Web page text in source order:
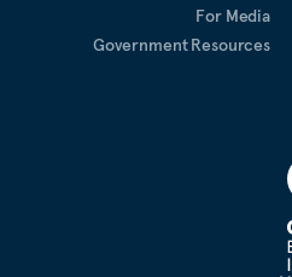
For Media
Government Resources